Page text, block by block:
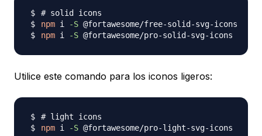
# solid icons
npm i -S
npm i -S
Utilice este comando para los iconos ligeros:
# light icons
npm i -S